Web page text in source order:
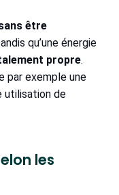
être
qu’une énergie
propre.
par exemple une
utilisation de
les